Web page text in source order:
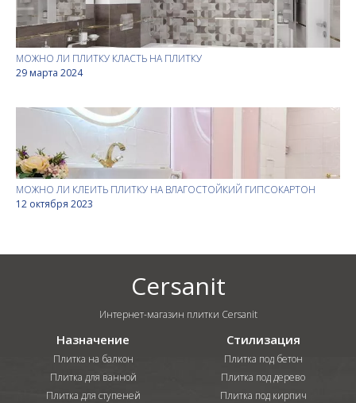
МОЖНО ЛИ ПЛИТКУ КЛАСТЬ НА ПЛИТКУ
29 марта 2024
МОЖНО ЛИ КЛЕИТЬ ПЛИТКУ НА ВЛАГОСТОЙКИЙ ГИПСОКАРТОН
12 октября 2023
Cersanit
Интернет-магазин плитки Cersanit
Назначение
Плитка на балкон
Плитка для ванной
Плитка для ступеней
Стилизация
Плитка под бетон
Плитка под дерево
Плитка под кирпич